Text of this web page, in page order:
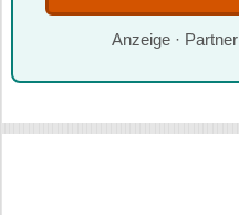
Anzeige ·